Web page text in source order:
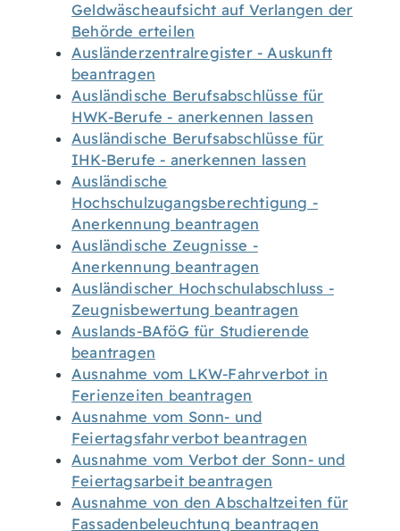
Geldwäscheaufsicht auf Verlangen der
Behörde erteilen
Ausländerzentralregister - Auskunft
beantragen
Ausländische Berufsabschlüsse für
HWK-Berufe - anerkennen lassen
Ausländische Berufsabschlüsse für
IHK-Berufe - anerkennen lassen
Ausländische
Hochschulzugangsberechtigung -
Anerkennung beantragen
Ausländische Zeugnisse -
Anerkennung beantragen
Ausländischer Hochschulabschluss -
Zeugnisbewertung beantragen
Auslands-BAföG für Studierende
beantragen
Ausnahme vom LKW-Fahrverbot in
Ferienzeiten beantragen
Ausnahme vom Sonn- und
Feiertagsfahrverbot beantragen
Ausnahme vom Verbot der Sonn- und
Feiertagsarbeit beantragen
Ausnahme von den Abschaltzeiten für
Fassadenbeleuchtung beantragen